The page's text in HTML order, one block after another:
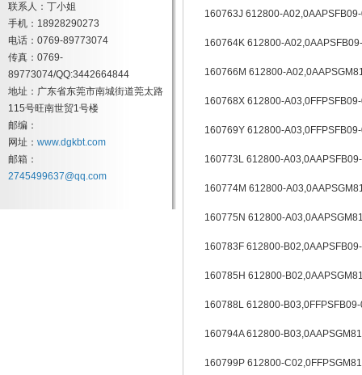
联系人：丁小姐
手机：18928290273
电话：0769-89773074
传真：0769-
89773074/QQ:3442664844
地址：广东省东莞市南城街道莞太路
115号旺南世贸1号楼
邮编：
网址： www.dgkbt.com
邮箱：
2745499637@qq.com
160763J 612800-
160764K 612800-
160766M 612800-
160768X 612800-
160769Y 612800-
160773L 612800-
160774M 612800-
160775N 612800-
160783F 612800-
160785H 612800-
160788L 612800-
160794A 612800-
160799P 612800-